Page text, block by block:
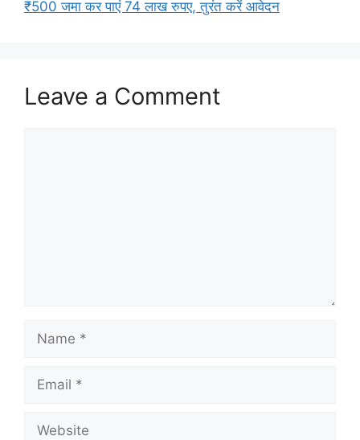
₹500 जमा कर पाएं 74 लाख रुपए, तुरंत करें आवेदन
Leave a Comment
Name
Email
Website